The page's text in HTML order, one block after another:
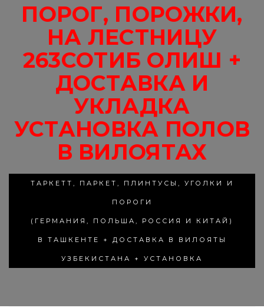
ПОРОГ, ПОРОЖКИ,
НА ЛЕСТНИЦУ
263СОТИБ ОЛИШ +
ДОСТАВКА И
УКЛАДКА
УСТАНОВКА ПОЛОВ
В ВИЛОЯТАХ
ТАРКЕТТ, ПАРКЕТ, ПЛИНТУСЫ, УГОЛКИ И
ПОРОГИ
(ГЕРМАНИЯ, ПОЛЬША, РОССИЯ И КИТАЙ)
В ТАШКЕНТЕ + ДОСТАВКА В ВИЛОЯТЫ
УЗБЕКИСТАНА + УСТАНОВКА